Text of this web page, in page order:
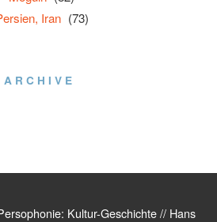
Iran (73)
ARCHIVE
Kultur-Geschichte // Hans